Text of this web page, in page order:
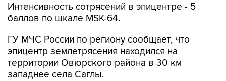
Интенсивность сотрясений в эпицентре - 5
баллов по шкале MSK-64.
ГУ МЧС России по региону сообщает, что
эпицентр землетрясения находился на
территории Овюрского района в 30 км
западнее села Саглы.